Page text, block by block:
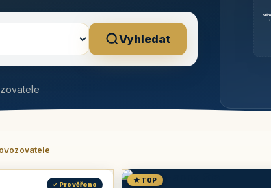
Vyhledat
✓ Prověřeno
★ TOP